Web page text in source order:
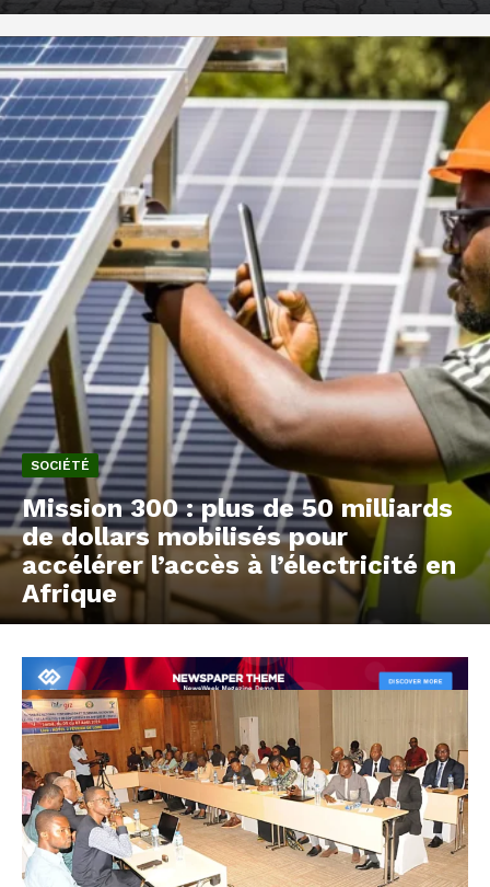
SOCIÉTÉ
Mission 300 : plus de 50 milliards
de dollars mobilisés pour
accélérer l’accès à l’électricité en
Afrique